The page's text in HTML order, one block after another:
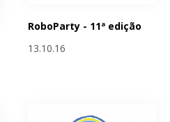
RoboParty - 11ª edição
13.10.16